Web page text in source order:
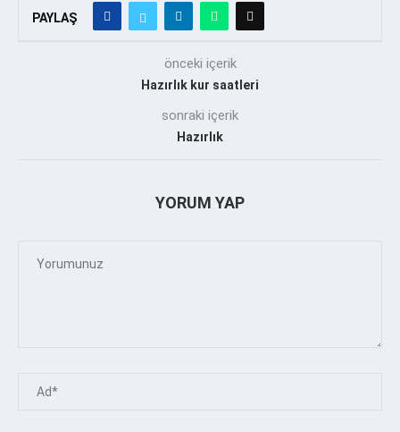
PAYLAŞ
önceki içerik
Hazırlık kur saatleri
sonraki içerik
Hazırlık
YORUM YAP